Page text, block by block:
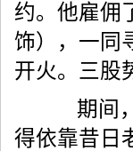
约。他雇佣
饰），一同
开火。三股
期间，因
得依靠昔日